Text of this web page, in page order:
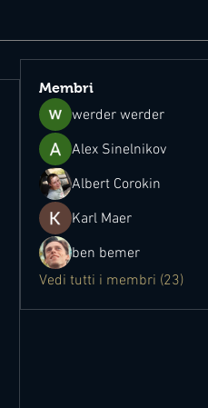
Membri
werder werder
Alex Sinelnikov
Albert Corokin
Karl Maer
ben bemer
Vedi tutti i membri (23)